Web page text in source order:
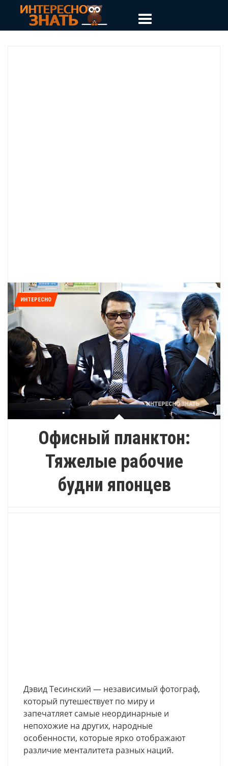
ИНТЕРЕСНО
Офисный планктон:
Тяжелые рабочие
будни японцев
Дэвид Тесинский — независимый фотограф,
который путешествует по миру и
запечатляет самые неординарные и
непохожие на других, народные
особенности, которые ярко отображают
различие менталитета разных наций.